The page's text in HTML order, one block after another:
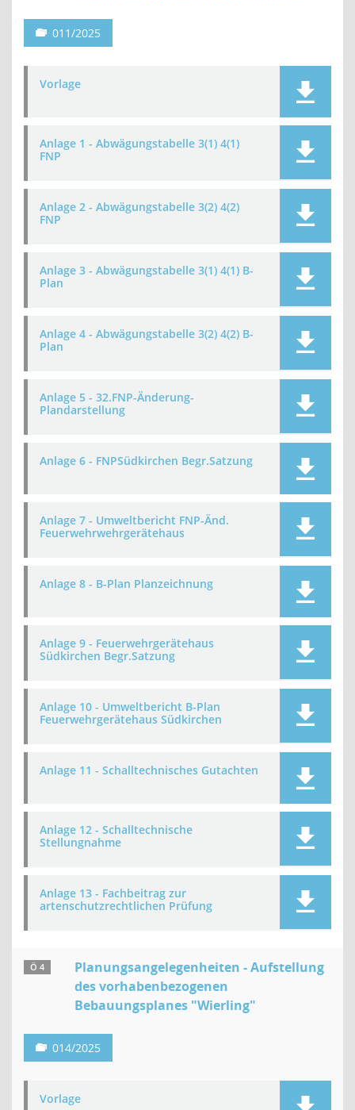
011/2025
Vorlage
Anlage 1 - Abwägungstabelle 3(1) 4(1)
FNP
Anlage 2 - Abwägungstabelle 3(2) 4(2)
FNP
Anlage 3 - Abwägungstabelle 3(1) 4(1) B-
Plan
Anlage 4 - Abwägungstabelle 3(2) 4(2) B-
Plan
Anlage 5 - 32.FNP-Änderung-
Plandarstellung
Anlage 6 - FNPSüdkirchen Begr.Satzung
Anlage 7 - Umweltbericht FNP-Änd.
Feuerwehrwehrgerätehaus
Anlage 8 - B-Plan Planzeichnung
Anlage 9 - Feuerwehrgerätehaus
Südkirchen Begr.Satzung
Anlage 10 - Umweltbericht B-Plan
Feuerwehrgerätehaus Südkirchen
Anlage 11 - Schalltechnisches Gutachten
Anlage 12 - Schalltechnische
Stellungnahme
Anlage 13 - Fachbeitrag zur
artenschutzrechtlichen Prüfung
Ö 4
Planungsangelegenheiten - Aufstellung
des vorhabenbezogenen
Bebauungsplanes "Wierling"
014/2025
Vorlage